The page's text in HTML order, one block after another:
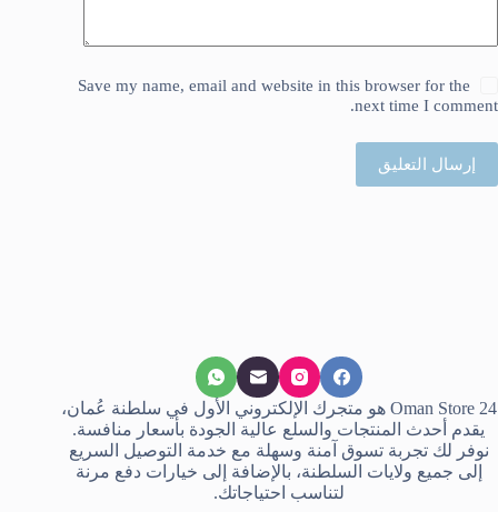
Save my name, email and website in this browser for the
next time I comment.
إرسال التعليق
Oman Store 24 هو متجرك الإلكتروني الأول في سلطنة عُمان،
يقدم أحدث المنتجات والسلع عالية الجودة بأسعار منافسة.
نوفر لك تجربة تسوق آمنة وسهلة مع خدمة التوصيل السريع
إلى جميع ولايات السلطنة، بالإضافة إلى خيارات دفع مرنة
لتناسب احتياجاتك.